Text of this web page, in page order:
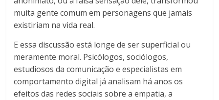
muita gente comum em personagens que jamais
existiriam na vida real.
E essa discussão está longe de ser superficial ou
meramente moral. Psicólogos, sociólogos,
estudiosos da comunicação e especialistas em
comportamento digital já analisam há anos os
efeitos das redes sociais sobre a empatia, a